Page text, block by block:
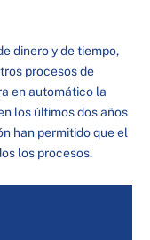
dinero y de tiempo,
procesos de
en automático la
los últimos dos años
han permitido que el
los procesos.